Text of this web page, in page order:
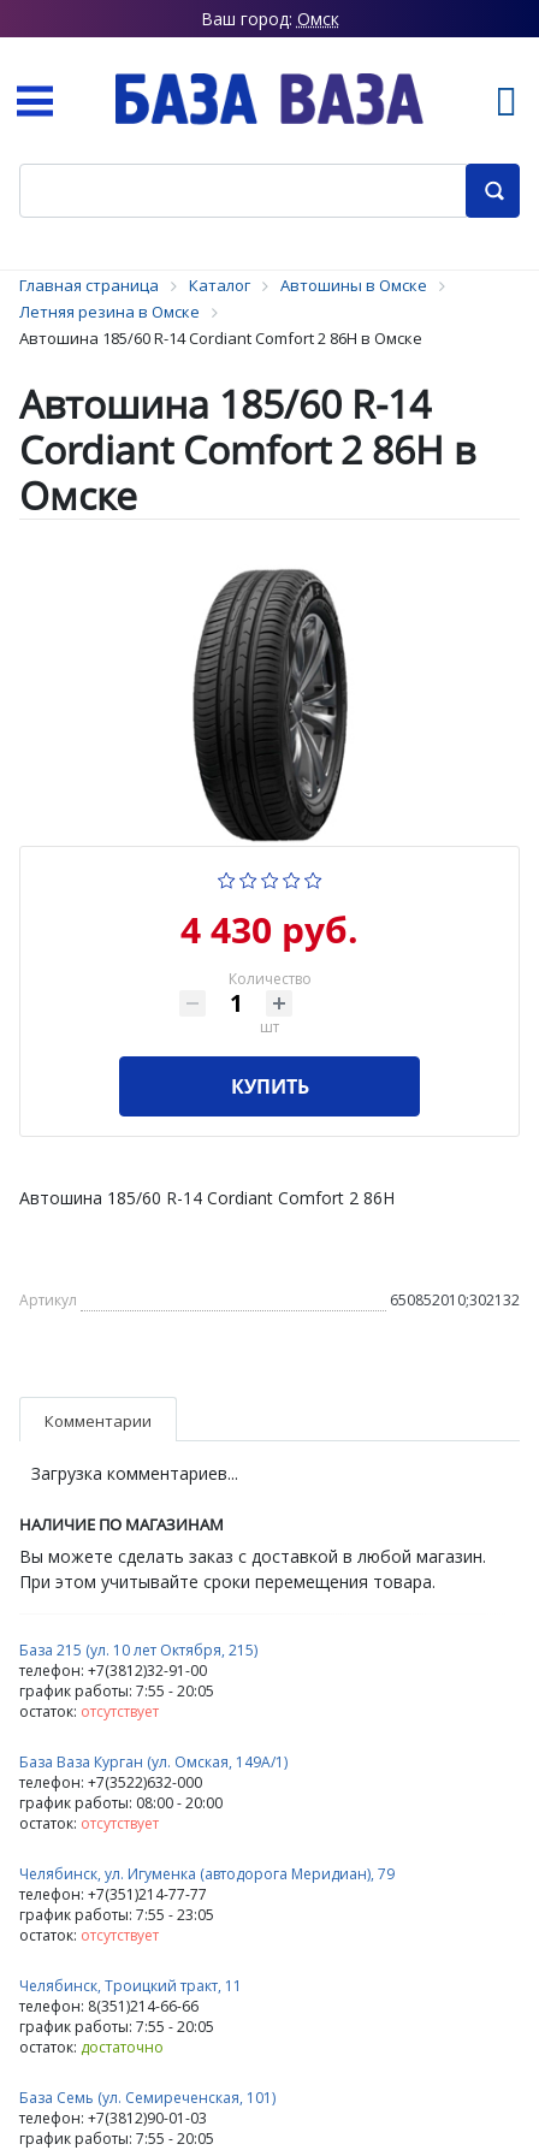
Ваш город: Омск
Главная страница Каталог
Автошины в Омске
Летняя резина в Омске
Автошина 185/60 R-14 Cordiant Comfort 2 86H в Омске
Автошина 185/60 R-14
Cordiant Comfort 2 86H в
Омске
4 430 руб.
Количество
шт
КУПИТЬ
Автошина 185/60 R-14 Cordiant Comfort 2 86H
Артикул 650852010;302132
Комментарии
Загрузка комментариев...
НАЛИЧИЕ ПО МАГАЗИНАМ
Вы можете сделать заказ с доставкой в любой магазин.
При этом учитывайте сроки перемещения товара.
База 215 (ул. 10 лет Октября, 215)
телефон: +7(3812)32-91-00
график работы: 7:55 - 20:05
остаток: отсутствует
База Ваза Курган (ул. Омская, 149А/1)
телефон: +7(3522)632-000
график работы: 08:00 - 20:00
остаток: отсутствует
Челябинск, ул. Игуменка (автодорога Меридиан), 79
телефон: +7(351)214-77-77
график работы: 7:55 - 23:05
остаток: отсутствует
Челябинск, Троицкий тракт, 11
телефон: 8(351)214-66-66
график работы: 7:55 - 20:05
остаток: достаточно
База Семь (ул. Семиреченская, 101)
телефон: +7(3812)90-01-03
график работы: 7:55 - 20:05